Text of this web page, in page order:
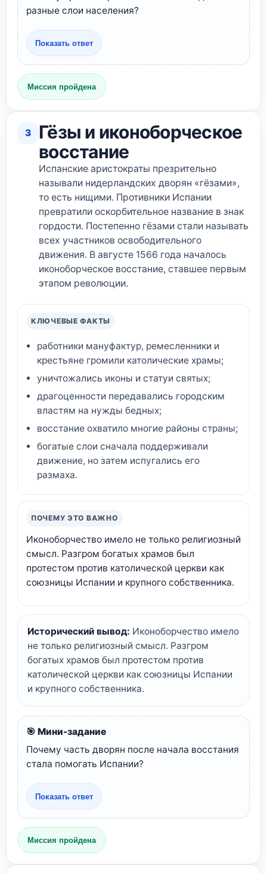
разные слои населения?
Показать ответ
Миссия пройдена
3
Гёзы и иконоборческое
восстание
Испанские аристократы презрительно
называли нидерландских дворян «гёзами»,
то есть нищими. Противники Испании
превратили оскорбительное название в знак
гордости. Постепенно гёзами стали называть
всех участников освободительного
движения. В августе 1566 года началось
иконоборческое восстание, ставшее первым
этапом революции.
КЛЮЧЕВЫЕ ФАКТЫ
работники мануфактур, ремесленники и
крестьяне громили католические храмы;
уничтожались иконы и статуи святых;
драгоценности передавались городским
властям на нужды бедных;
восстание охватило многие районы страны;
богатые слои сначала поддерживали
движение, но затем испугались его
размаха.
ПОЧЕМУ ЭТО ВАЖНО
Иконоборчество имело не только религиозный
смысл. Разгром богатых храмов был
протестом против католической церкви как
союзницы Испании и крупного собственника.
Исторический вывод: Иконоборчество имело
не только религиозный смысл. Разгром
богатых храмов был протестом против
католической церкви как союзницы Испании
и крупного собственника.
🎯 Мини-задание
Почему часть дворян после начала восстания
стала помогать Испании?
Показать ответ
Миссия пройдена